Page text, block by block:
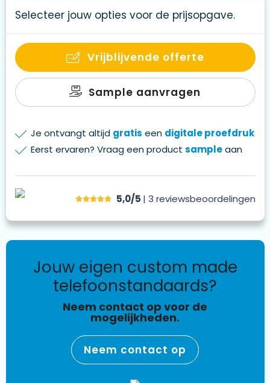
Selecteer jouw opties voor de prijsopgave.
Vrijblijvende offerte
Sample aanvragen
Je ontvangt altijd gratis een digitale proefdruk
Eerst ervaren? Vraag een product sampleaan
5,0/5 | 3 reviewsbeoordelingen
jouw eigen custom made
telefoonstandaards?
Neem contact op voor de
mogelijkheden.
Neem contact op